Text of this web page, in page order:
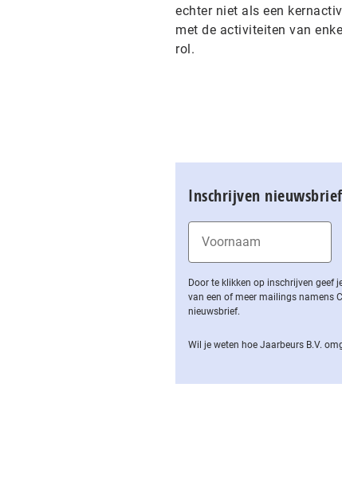
echter niet als een
met de activiteiten van
rol.
Inschrijven
Door te klikken op inschrijven geef
van een of meer mailings namens
nieuwsbrief.
Wil je weten hoe Jaarbeurs B.V.